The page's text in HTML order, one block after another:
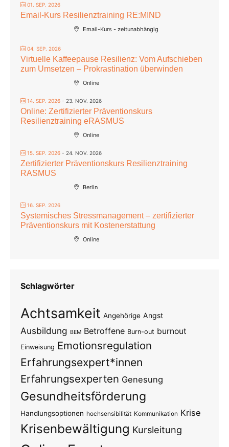
01. SEP. 2026
Email-Kurs Resilienztraining RE:MIND
Email-Kurs - zeitunabhängig
04. SEP. 2026
Virtuelle Kaffeepause Resilienz: Vom Aufschieben
zum Umsetzen – Prokrastination überwinden
Online
14. SEP. 2026 - 23. NOV. 2026
Online: Zertifizierter Präventionskurs
Resilienztraining eRASMUS
Online
15. SEP. 2026 - 24. NOV. 2026
Zertifizierter Präventionskurs Resilienztraining
RASMUS
Berlin
16. SEP. 2026
Systemisches Stressmanagement – zertifizierter
Präventionskurs mit Kostenerstattung
Online
Schlagwörter
Achtsamkeit Angehörige Angst
Ausbildung BEM Betroffene Burn-out burnout
Einweisung Emotionsregulation
Erfahrungsexpert*innen
Erfahrungsexperten Genesung
Gesundheitsförderung
Handlungsoptionen hochsensibilität Kommunikation Krise
Krisenbewältigung Kursleitung